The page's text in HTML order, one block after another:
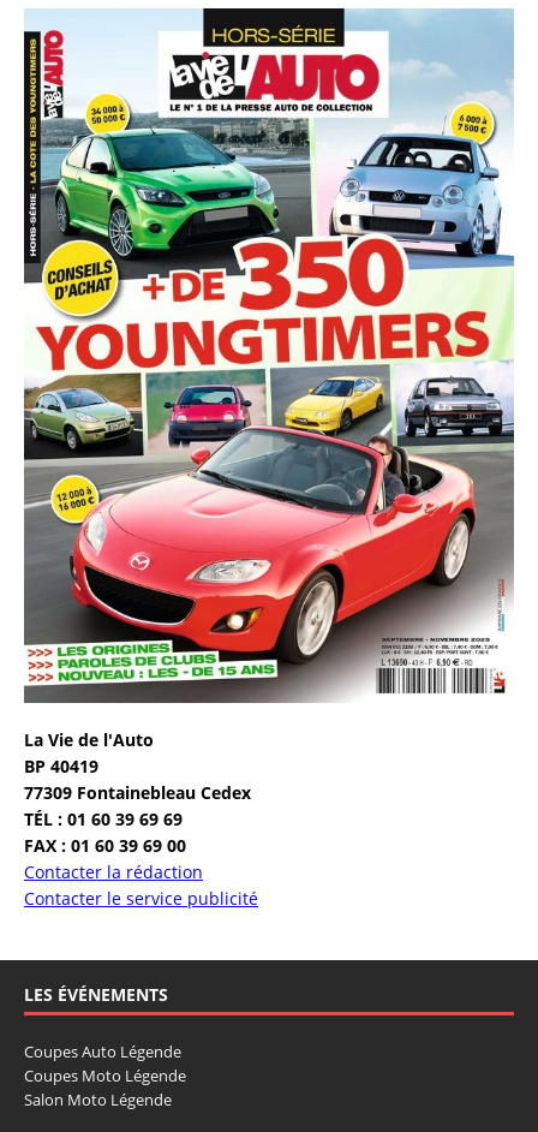
La Vie de l'Auto
BP 40419
77309 Fontainebleau Cedex
TÉL : 01 60 39 69 69
FAX : 01 60 39 69 00
Contacter la rédaction
Contacter le service publicité
LES ÉVÉNEMENTS
Coupes Auto Légende
Coupes Moto Légende
Salon Moto Légende